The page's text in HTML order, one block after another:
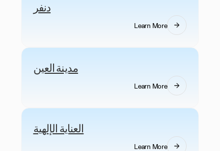
دنفر
Learn More
مدينة العين
Learn More
العناية الإلهية
Learn More